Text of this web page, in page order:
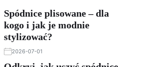
Spódnice plisowane – dla
kogo i jak je modnie
stylizować?
2026-07-01